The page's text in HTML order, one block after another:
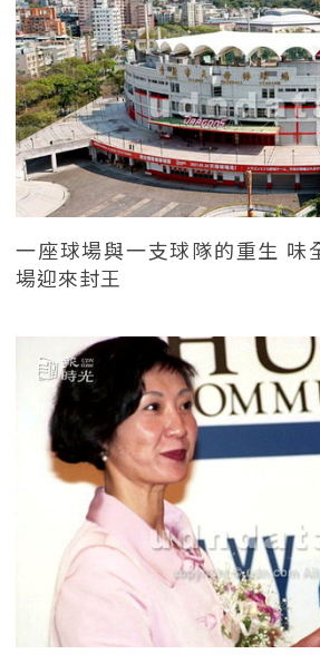
一座球場與一支球隊的重生 味
場迎來封王